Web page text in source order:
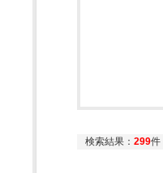
検索結果： 299件